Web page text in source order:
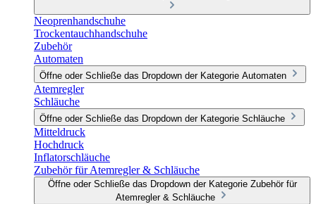
Neoprenhandschuhe
Trockentauchhandschuhe
Zubehör
Automaten
Öffne oder Schließe das Dropdown der Kategorie Automaten
Atemregler
Schläuche
Öffne oder Schließe das Dropdown der Kategorie Schläuche
Mitteldruck
Hochdruck
Inflatorschläuche
Zubehör für Atemregler & Schläuche
Öffne oder Schließe das Dropdown der Kategorie Zubehör für
Atemregler & Schläuche